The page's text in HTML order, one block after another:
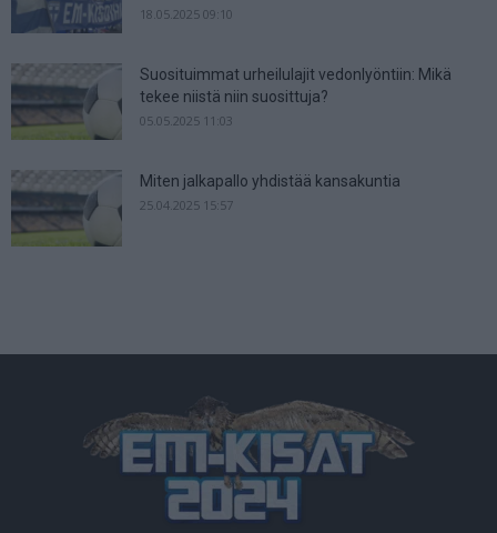
18.05.2025 09:10
Suosituimmat urheilulajit vedonlyöntiin: Mikä
tekee niistä niin suosittuja?
05.05.2025 11:03
Miten jalkapallo yhdistää kansakuntia
25.04.2025 15:57